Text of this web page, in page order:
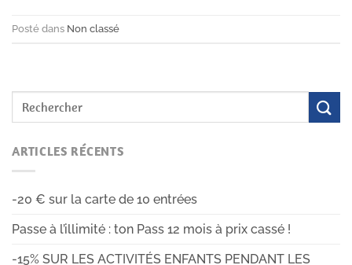
Posté dans Non classé
ARTICLES RÉCENTS
-20 € sur la carte de 10 entrées
Passe à l’illimité : ton Pass 12 mois à prix cassé !
-15% SUR LES ACTIVITÉS ENFANTS PENDANT LES